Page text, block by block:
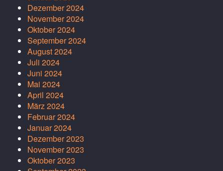
Dezember 2024
November 2024
Oktober 2024
September 2024
August 2024
Juli 2024
Juni 2024
Mai 2024
April 2024
März 2024
Februar 2024
Januar 2024
Dezember 2023
November 2023
Oktober 2023